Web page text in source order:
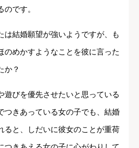
です。
は結婚願望が強いようですが、も
のめかすようなことを彼に言った
か？
遊びを優先させたいと思っている
つきあっている女の子でも、結婚
ると、しだいに彼女のことが重荷